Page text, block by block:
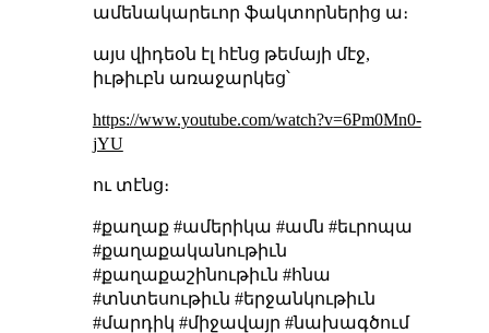
ամենակարեւոր ֆակտորներից ա։
այս վիդեօն էլ հէնց թեմայի մէջ,
իւթիւբն առաջարկեց՝
https://www.youtube.com/watch?v=6Pm0Mn0-
jYU
ու տէնց։
#քաղաք #ամերիկա #ամն #եւրոպա
#քաղաքականութիւն
#քաղաքաշինութիւն #հնա
#տնտեսութիւն #երջանկութիւն
#մարդիկ #միջավայր #նախագծում